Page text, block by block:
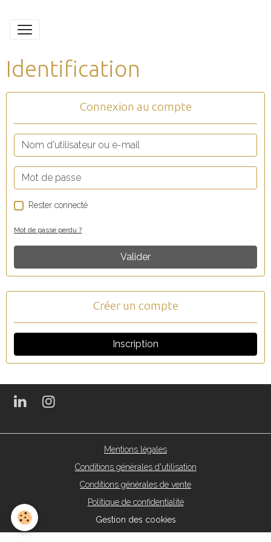
Identification
Connexion au compte
Rester connecté
Mot de passe perdu ?
Valider
Créer un compte
Inscription
Mentions légales
Conditions générales d'utilisation
Conditions générales de vente
Politique de confidentialité
Gestion des cookies